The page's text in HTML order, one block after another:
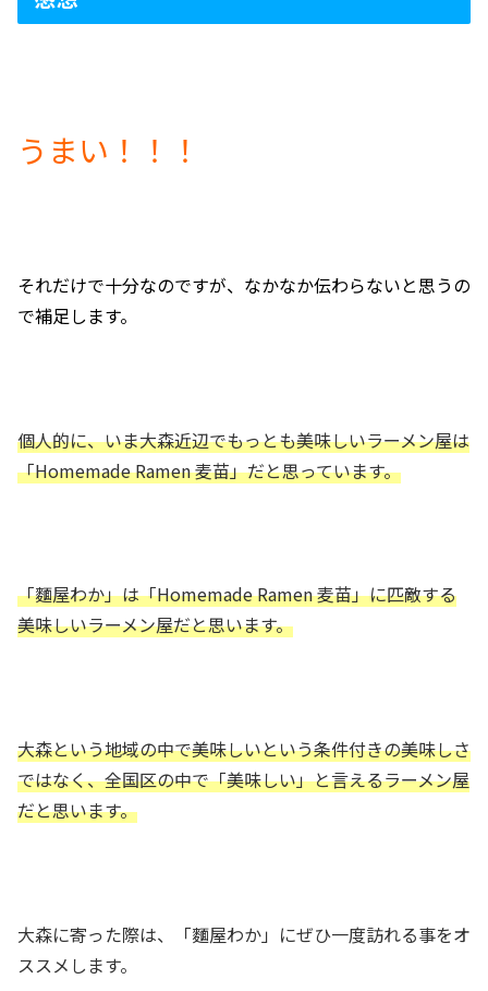
うまい！！！
それだけで十分なのですが、なかなか伝わらないと思うの
で補足します。
個人的に、いま大森近辺でもっとも美味しいラーメン屋は
「Homemade Ramen 麦苗」だと思っています。
「麵屋わか」は「Homemade Ramen 麦苗」に匹敵する
美味しいラーメン屋だと思います。
大森という地域の中で美味しいという条件付きの美味しさ
ではなく、全国区の中で「美味しい」と言えるラーメン屋
だと思います。
大森に寄った際は、「麵屋わか」にぜひ一度訪れる事をオ
ススメします。